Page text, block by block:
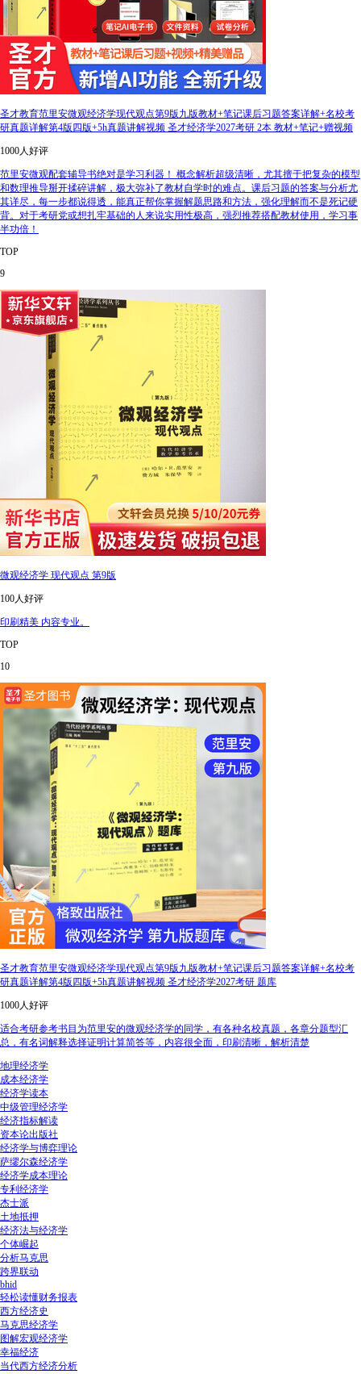
圣才教育范里安微观经济学现代观点第9版九版教材+笔记课后习题答案详解+名校考
研真题详解第4版四版+5h真题讲解视频 圣才经济学2027考研 2本 教材+笔记+赠视频
1000人好评
范里安微观配套辅导书绝对是学习利器！ 概念解析超级清晰，尤其擅于把复杂的模型
和数理推导掰开揉碎讲解，极大弥补了教材自学时的难点。课后习题的答案与分析尤
其详尽，每一步都说得透，能真正帮你掌握解题思路和方法，强化理解而不是死记硬
背。对于考研党或想扎牢基础的人来说实用性极高，强烈推荐搭配教材使用，学习事
半功倍！
TOP
9
微观经济学 现代观点 第9版
100人好评
印刷精美 内容专业。
TOP
10
圣才教育范里安微观经济学现代观点第9版九版教材+笔记课后习题答案详解+名校考
研真题详解第4版四版+5h真题讲解视频 圣才经济学2027考研 题库
1000人好评
适合考研参考书目为范里安的微观经济学的同学，有各种名校真题，各章分题型汇
总，有名词解释选择证明计算简答等，内容很全面，印刷清晰，解析清楚
地理经济学
成本经济学
经济学读本
中级管理经济学
经济指标解读
资本论出版社
经济学与博弈理论
萨缪尔森经济学
经济学成本理论
专利经济学
杰士派
土地抵押
经济法与经济学
个体崛起
分析马克思
跨界联动
bhid
轻松读懂财务报表
西方经济史
马克思经济学
图解宏观经济学
幸福经济
当代西方经济分析